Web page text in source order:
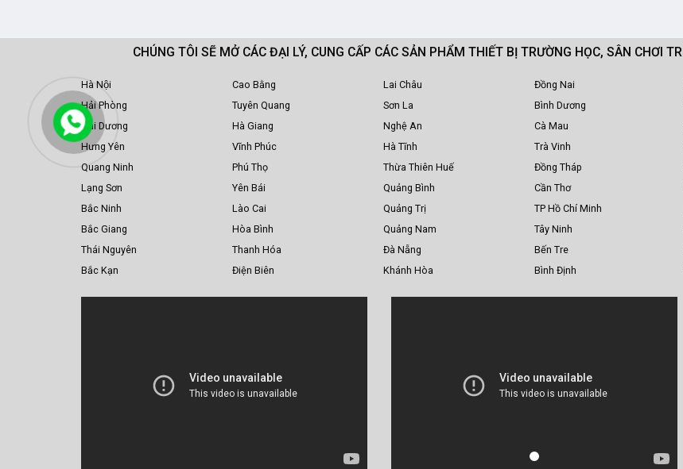
CHÚNG TÔI SẼ MỞ CÁC ĐẠI LÝ, CUNG CẤP CÁC SẢN PHẨM THIẾT BỊ TRƯỜNG HỌC, SÂN CHƠI
Hà Nội
Hải Phòng
Hải Dương
Hưng Yên
Quang Ninh
Lạng Sơn
Bắc Ninh
Bắc Giang
Thái Nguyên
Bắc Kạn
Cao Bằng
Tuyên Quang
Hà Giang
Vĩnh Phúc
Phú Thọ
Yên Bái
Lào Cai
Hòa Bình
Thanh Hóa
Điện Biên
Lai Châu
Sơn La
Nghệ An
Hà Tĩnh
Thừa Thiên Huế
Quảng Bình
Quảng Trị
Quảng Nam
Đà Nẵng
Khánh Hòa
Đồng Nai
Bình Dương
Cà Mau
Trà Vinh
Đồng Tháp
Cần Thơ
TP Hồ Chí Minh
Tây Ninh
Bến Tre
Bình Định